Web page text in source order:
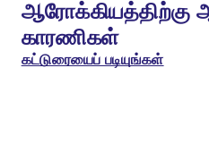
ஆரோக்கியத்திற்கு
காரணிகள்
கட்டுரையைப் படியுங்கள்